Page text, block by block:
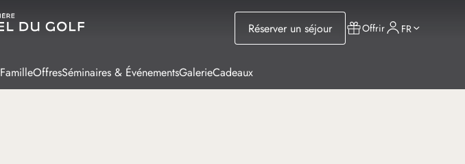
Réserver un séjour Offrir FR
FamilleOffresSéminaires & ÉvénementsGalerieCadeaux